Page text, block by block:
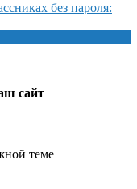
без пароля:
сайт
теме